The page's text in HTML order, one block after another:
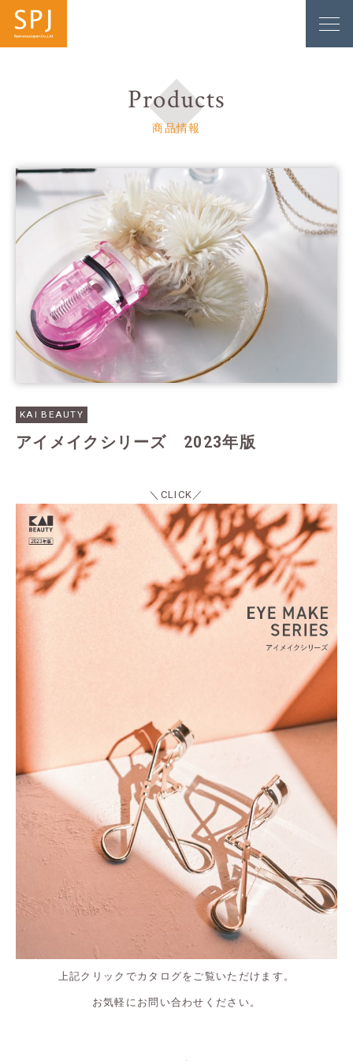
Products
商品情報
KAI BEAUTY
アイメイクシリーズ 2023年版
＼CLICK／
上記クリックでカタログをご覧いただけます。
お気軽にお問い合わせください。